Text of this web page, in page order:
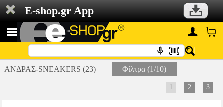
E-shop.gr App
ΑΝΔΡΑΣ-SNEAKERS (23) Φίλτρα (1/10)
1 2 3